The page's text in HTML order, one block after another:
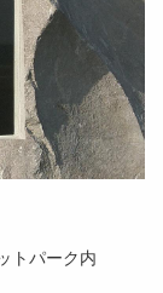
トパーク内